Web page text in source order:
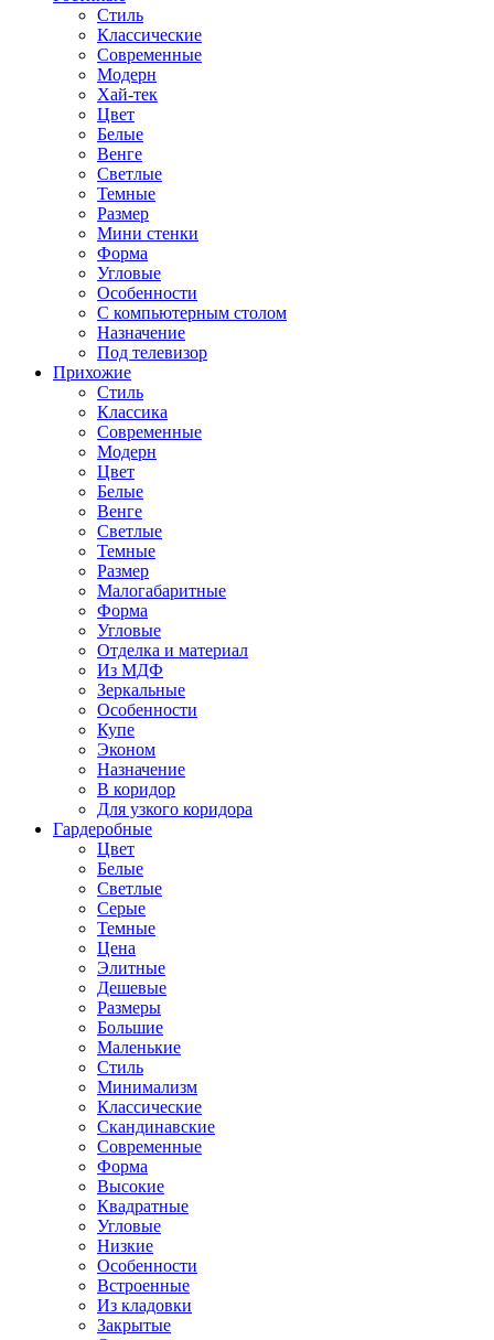
Стиль
Классические
Современные
Модерн
Хай-тек
Цвет
Белые
Венге
Светлые
Темные
Размер
Мини стенки
Форма
Угловые
Особенности
С компьютерным столом
Назначение
Под телевизор
Прихожие
Стиль
Классика
Современные
Модерн
Цвет
Белые
Венге
Светлые
Темные
Размер
Малогабаритные
Форма
Угловые
Отделка и материал
Из МДФ
Зеркальные
Особенности
Купе
Эконом
Назначение
В коридор
Для узкого коридора
Гардеробные
Цвет
Белые
Светлые
Серые
Темные
Цена
Элитные
Дешевые
Размеры
Большие
Маленькие
Стиль
Минимализм
Классические
Скандинавские
Современные
Форма
Высокие
Квадратные
Угловые
Низкие
Особенности
Встроенные
Из кладовки
Закрытые